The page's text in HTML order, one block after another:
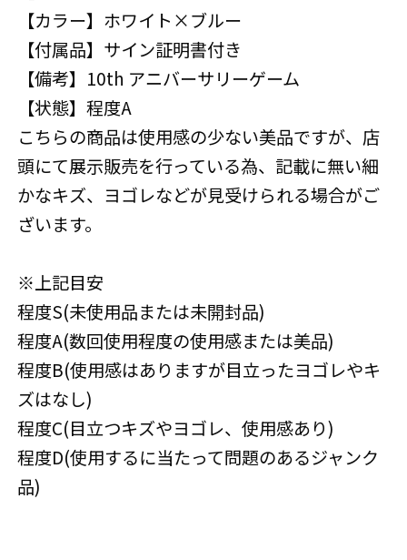
【カラー】ホワイト×ブルー
【付属品】サイン証明書付き
【備考】10th アニバーサリーゲーム
【状態】程度A
こちらの商品は使用感の少ない美品ですが、店
頭にて展示販売を行っている為、記載に無い細
かなキズ、ヨゴレなどが見受けられる場合がご
ざいます。
※上記目安
程度S(未使用品または未開封品)
程度A(数回使用程度の使用感または美品)
程度B(使用感はありますが目立ったヨゴレやキ
ズはなし)
程度C(目立つキズやヨゴレ、使用感あり)
程度D(使用するに当たって問題のあるジャンク
品)